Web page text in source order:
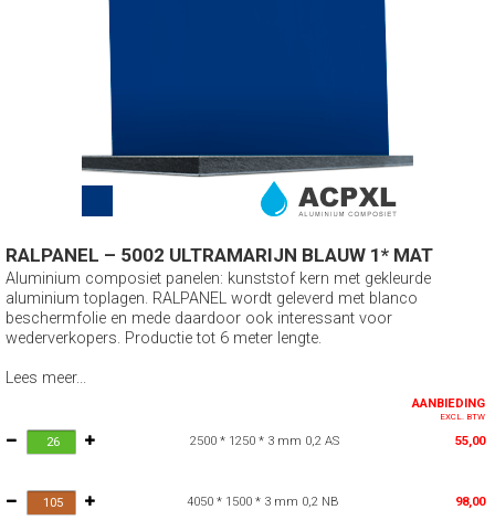
RALPANEL – 5002 ULTRAMARIJN BLAUW 1* MAT
Aluminium composiet panelen: kunststof kern met gekleurde
aluminium toplagen. RALPANEL wordt geleverd met blanco
beschermfolie en mede daardoor ook interessant voor
wederverkopers. Productie tot 6 meter lengte.
Lees meer...
AANBIEDING
EXCL. BTW
2500 * 1250 * 3 mm 0,2 AS 55,00
4050 * 1500 * 3 mm 0,2 NB 98,00